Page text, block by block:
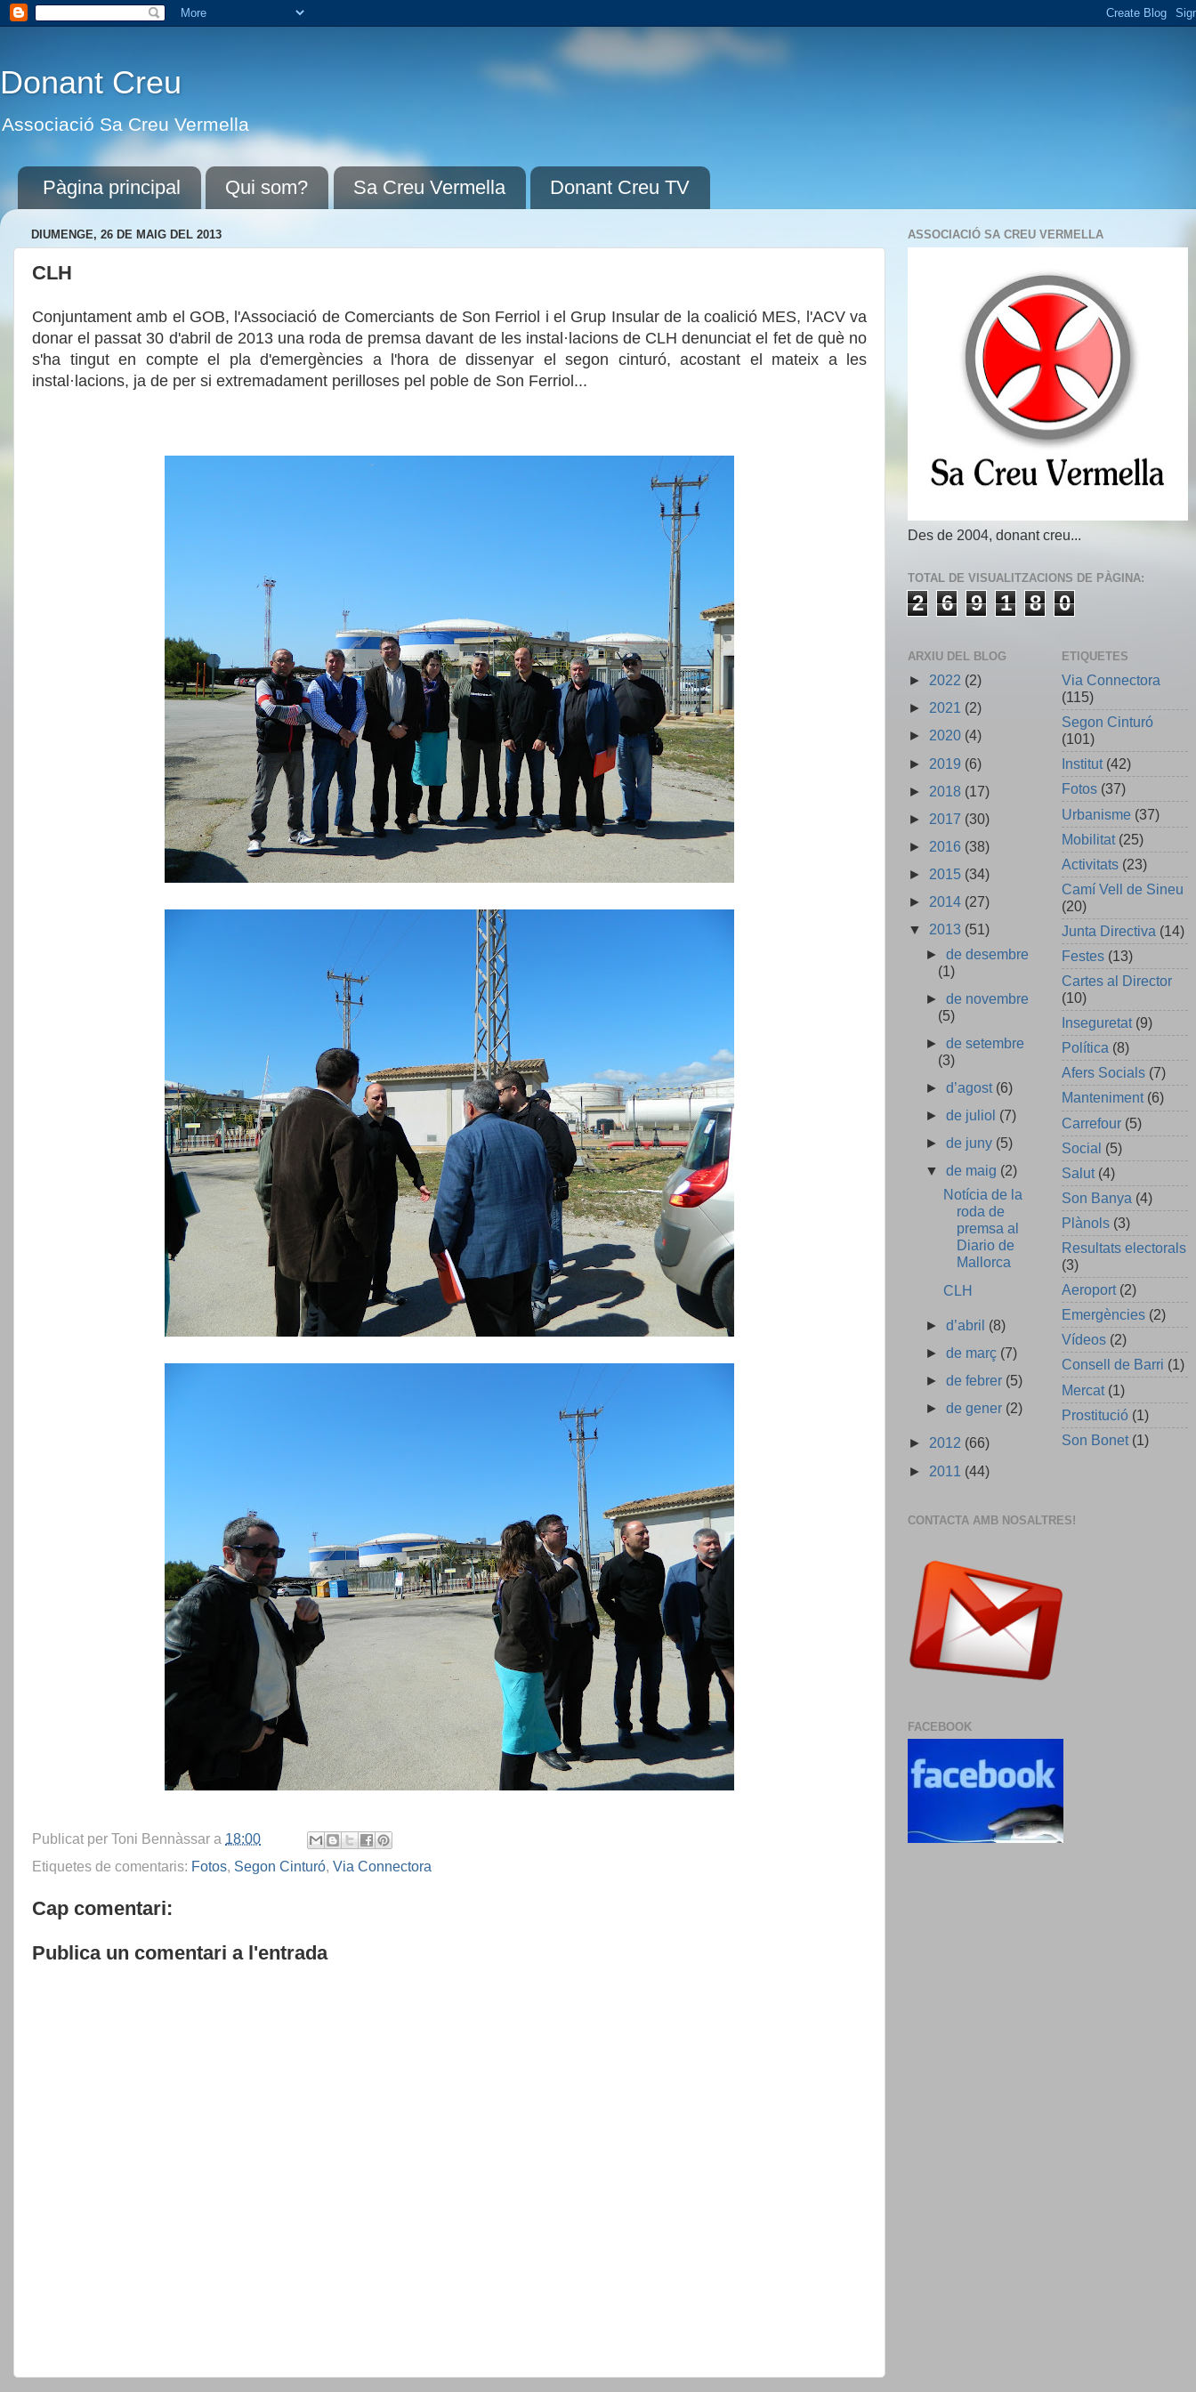
Donant Creu
Associació Sa Creu Vermella
Pàgina principal Qui som? Sa Creu Vermella Donant Creu TV
DIUMENGE, 26 DE MAIG DEL 2013
CLH
Conjuntament amb el GOB, l'Associació de Comerciants de Son Ferriol i el Grup Insular de la coalició MES, l'ACV va
donar el passat 30 d'abril de 2013 una roda de premsa davant de les instal·lacions de CLH denunciat el fet de què no
s'ha tingut en compte el pla d'emergències a l'hora de dissenyar el segon cinturó, acostant el mateix a les
instal·lacions, ja de per si extremadament perilloses pel poble de Son Ferriol...
Publicat per Toni Bennàssar a 18:00
Etiquetes de comentaris: Fotos, Segon Cinturó, Via Connectora
Cap comentari:
Publica un comentari a l'entrada
ASSOCIACIÓ SA CREU VERMELLA
Des de 2004, donant creu...
TOTAL DE VISUALITZACIONS DE PÀGINA:
2 6 9 1 8 0
ARXIU DEL BLOG
► 2022 (2)
► 2021 (2)
► 2020 (4)
► 2019 (6)
► 2018 (17)
► 2017 (30)
► 2016 (38)
► 2015 (34)
► 2014 (27)
▼ 2013 (51)
►de desembre
(1)
►de novembre
(5)
►de setembre
(3)
►d’agost (6)
►de juliol (7)
►de juny (5)
▼de maig (2)
Notícia de la
roda de
premsa al
Diario de
Mallorca
CLH
►d’abril (8)
►de març (7)
►de febrer (5)
►de gener (2)
► 2012 (66)
► 2011 (44)
ETIQUETES
Via Connectora
(115)
Segon Cinturó
(101)
Institut (42)
Fotos (37)
Urbanisme (37)
Mobilitat (25)
Activitats (23)
Camí Vell de Sineu
(20)
Junta Directiva (14)
Festes (13)
Cartes al Director
(10)
Inseguretat (9)
Política (8)
Afers Socials (7)
Manteniment (6)
Carrefour (5)
Social (5)
Salut (4)
Son Banya (4)
Plànols (3)
Resultats electorals
(3)
Aeroport (2)
Emergències (2)
Vídeos (2)
Consell de Barri (1)
Mercat (1)
Prostitució (1)
Son Bonet (1)
CONTACTA AMB NOSALTRES!
FACEBOOK